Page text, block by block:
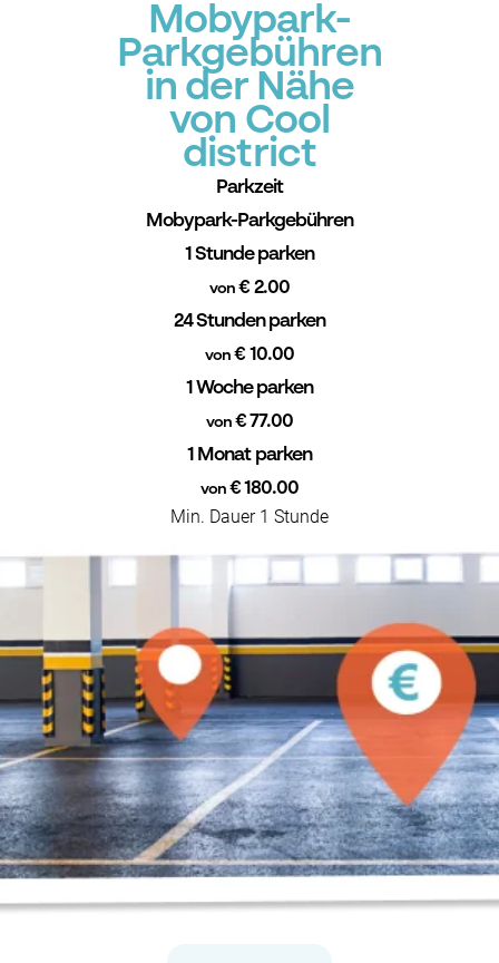
Mobypark-
Parkgebühren
in der Nähe
von Cool
district
Parkzeit
Mobypark-Parkgebühren
1 Stunde parken
von € 2.00
24 Stunden parken
von € 10.00
1 Woche parken
von€ 77.00
1 Monat parken
von€ 180.00
Min. Dauer 1 Stunde